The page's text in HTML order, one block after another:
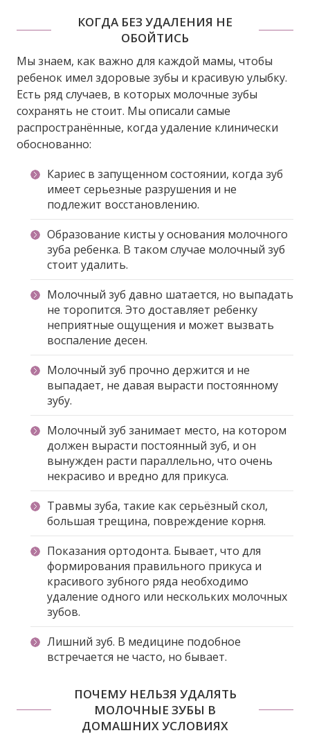
КОГДА БЕЗ УДАЛЕНИЯ НЕ
ОБОЙТИСЬ
Мы знаем, как важно для каждой мамы, чтобы
ребенок имел здоровые зубы и красивую улыбку.
Есть ряд случаев, в которых молочные зубы
сохранять не стоит. Мы описали самые
распространённые, когда удаление клинически
обоснованно:
Кариес в запущенном состоянии, когда зуб
имеет серьезные разрушения и не
подлежит восстановлению.
Образование кисты у основания молочного
зуба ребенка. В таком случае молочный зуб
стоит удалить.
Молочный зуб давно шатается, но выпадать
не торопится. Это доставляет ребенку
неприятные ощущения и может вызвать
воспаление десен.
Молочный зуб прочно держится и не
выпадает, не давая вырасти постоянному
зубу.
Молочный зуб занимает место, на котором
должен вырасти постоянный зуб, и он
вынужден расти параллельно, что очень
некрасиво и вредно для прикуса.
Травмы зуба, такие как серьёзный скол,
большая трещина, повреждение корня.
Показания ортодонта. Бывает, что для
формирования правильного прикуса и
красивого зубного ряда необходимо
удаление одного или нескольких молочных
зубов.
Лишний зуб. В медицине подобное
встречается не часто, но бывает.
ПОЧЕМУ НЕЛЬЗЯ УДАЛЯТЬ
МОЛОЧНЫЕ ЗУБЫ В
ДОМАШНИХ УСЛОВИЯХ